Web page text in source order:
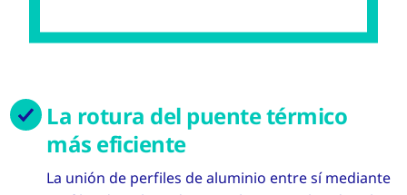
La rotura del puente térmico
más eficiente
La unión de perfiles de aluminio entre sí mediante